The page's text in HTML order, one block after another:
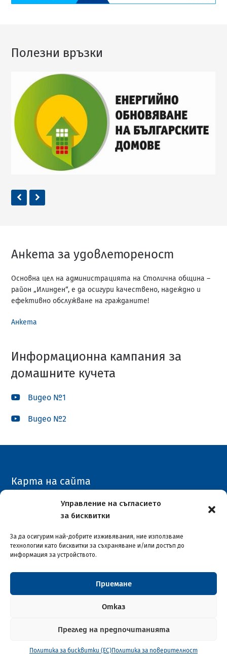
Управление на съгласието
за бисквитки
За да осигурим най-добрите изживявания, ние използваме
технологии като бисквитки за съхраняване и/или достъп до
информация за устройството.
Приемане
Отказ
Преглед на предпочитанията
Политика за бисквитки (ЕС)Политика за поверителност
Полезни връзки
Previous
Next
Анкета за удовлетореност
Основна цел на администрацията на Столична община –
район „Илинден“, е да осигури качествено, надеждно и
ефективно обслужване на гражданите!
Анкета
Информационна кампания за
домашните кучета
Видео №1
Видео №2
Карта на сайта
Архивен сайт
Столична община район "Илинден"© 2026
Софтуерна разработка и поддръжка от ASAP